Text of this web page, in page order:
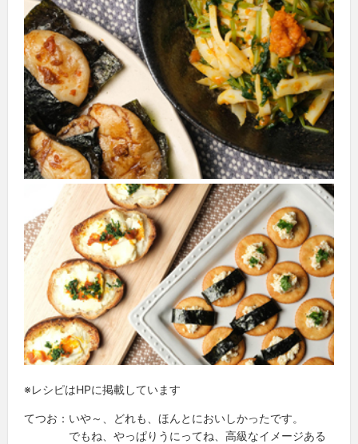
※レシピはHPに掲載しています
てつお：いや～、どれも、ほんとにおいしかったです。
でもね、やっぱりうにってね、高級なイメージある